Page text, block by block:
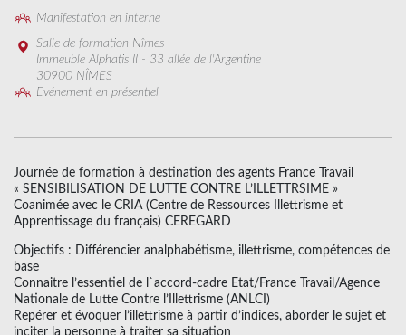
Manifestation en interne
Salle de formation Nîmes
Immeuble Alphatis II - 33 allée de l'Argentine
30900 NÎMES
Evénement en présentiel
Journée de formation à destination des agents France Travail
« SENSIBILISATION DE LUTTE CONTRE L’ILLETTRSIME »
Coanimée avec le CRIA (Centre de Ressources Illettrisme et
Apprentissage du français) CEREGARD
Objectifs : Différencier analphabétisme, illettrisme, compétences de
base
Connaitre l’essentiel de l`accord-cadre Etat/France Travail/Agence
Nationale de Lutte Contre l’Illettrisme (ANLCI)
Repérer et évoquer l’illettrisme à partir d’indices, aborder le sujet et
inciter la personne à traiter sa situation